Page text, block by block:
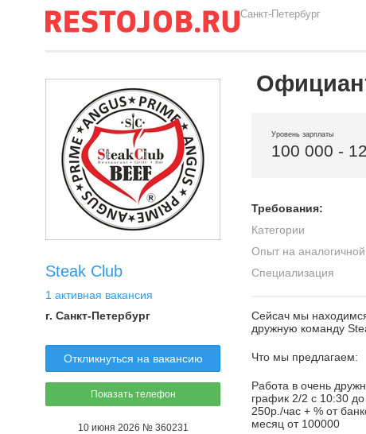
Санкт-Петербург
Steak Club
1 активная вакансия
г. Санкт-Петербург
Откликнуться на вакансию
Показать телефон
10 июня 2026 № 360231
Уровень зарплаты
100 000 -
Требования:
Категории
Опыт на
Специализация
Сейсач мы
дружную команду
Что мы предлагаем:
Работа в очень
график 2/2 с 10:30
250р./час + % от
месяц от 100000